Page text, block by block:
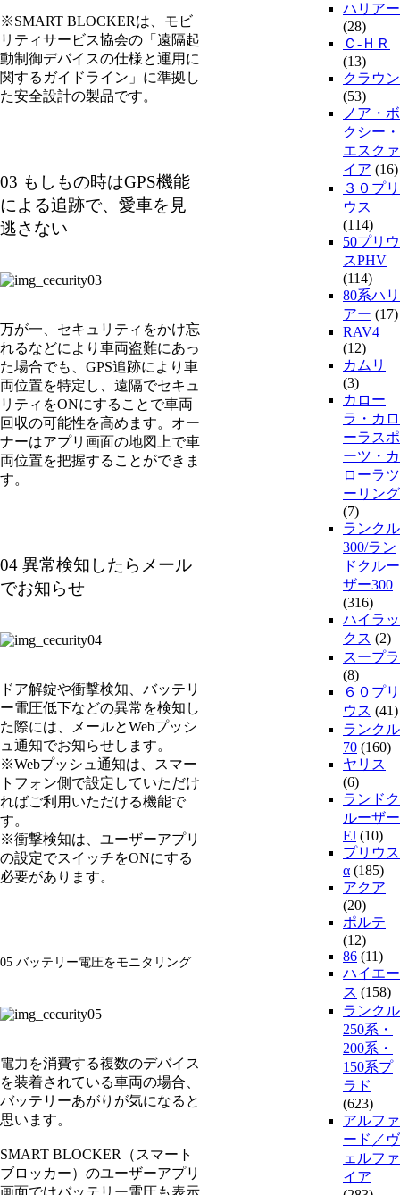
※SMART BLOCKERは、モビ
リティサービス協会の「遠隔起
動制御デバイスの仕様と運用に
関するガイドライン」に準拠し
た安全設計の製品です。
03 もしもの時はGPS機能
による追跡で、愛車を見
逃さない
万が一、セキュリティをかけ忘
れるなどにより車両盗難にあっ
た場合でも、GPS追跡により車
両位置を特定し、遠隔でセキュ
リティをONにすることで車両
回収の可能性を高めます。オー
ナーはアプリ画面の地図上で車
両位置を把握することができま
す。
04 異常検知したらメール
でお知らせ
ドア解錠や衝撃検知、バッテリ
ー電圧低下などの異常を検知し
た際には、メールとWebプッシ
ュ通知でお知らせします。
※Webプッシュ通知は、スマー
トフォン側で設定していただけ
ればご利用いただける機能で
す。
※衝撃検知は、ユーザーアプリ
の設定でスイッチをONにする
必要があります。
05 バッテリー電圧をモニタリング
電力を消費する複数のデバイス
を装着されている車両の場合、
バッテリーあがりが気になると
思います。
SMART BLOCKER（スマート
ブロッカー）のユーザーアプリ
画面ではバッテリー電圧も表示
ハリアー
(28)
Ｃ-ＨＲ
(13)
クラウン
(53)
ノア・ボ
クシー・
エスクァ
イア (16)
３０プリ
ウス
(114)
50プリウ
スPHV
(114)
80系ハリ
アー (17)
RAV4
(12)
カムリ
(3)
カロー
ラ・カロ
ーラスポ
ーツ・カ
ローラツ
ーリング
(7)
ランクル
300/ラン
ドクルー
ザー300
(316)
ハイラッ
クス (2)
スープラ
(8)
６０プリ
ウス (41)
ランクル
70 (160)
ヤリス
(6)
ランドク
ルーザー
FJ (10)
プリウス
α (185)
アクア
(20)
ポルテ
(12)
86 (11)
ハイエー
ス (158)
ランクル
250系・
200系・
150系プ
ラド
(623)
アルファ
ード／ヴ
ェルファ
イア